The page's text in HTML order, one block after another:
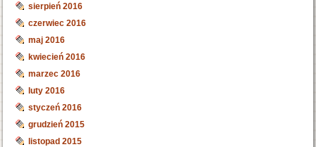
sierpień 2016
czerwiec 2016
maj 2016
kwiecień 2016
marzec 2016
luty 2016
styczeń 2016
grudzień 2015
listopad 2015